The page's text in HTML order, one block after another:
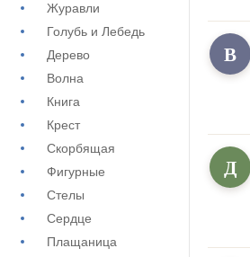
Журавли
Голубь и Лебедь
Дерево
Волна
Книга
Крест
Скорбящая
Фигурные
Стелы
Сердце
Плащаница
В
Д